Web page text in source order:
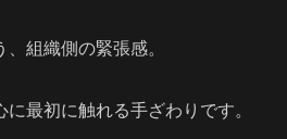
組織側の緊張感。
最初に触れる手ざわりです。